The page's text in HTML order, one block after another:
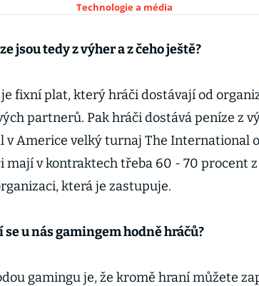
Technologie a média
jsou tedy z výher a z čeho ještě?
fixní plat, který hráči dostávají od
partnerů. Pak hráči dostává peníze z
v Americe velký turnaj The International
mají v kontraktech třeba 60 - 70 procent
která je zastupuje.
se u nás gamingem hodně hráčů?
gamingu je, že kromě hraní můžete